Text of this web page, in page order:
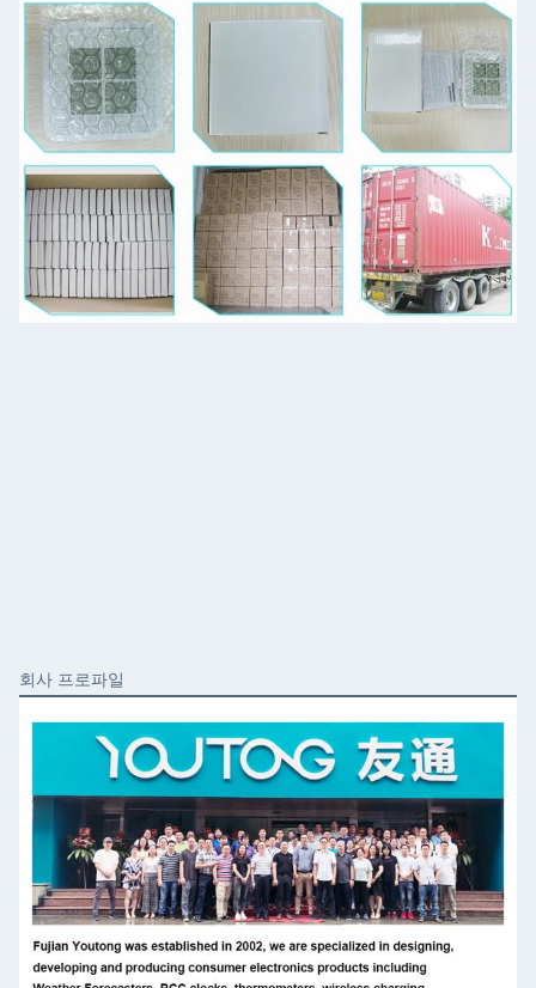
회사 프로파일